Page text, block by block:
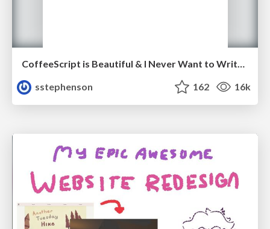
CoffeeScript is Beautiful & I Never Want to Write Plain JavaScript Again
sstephenson
162 16k